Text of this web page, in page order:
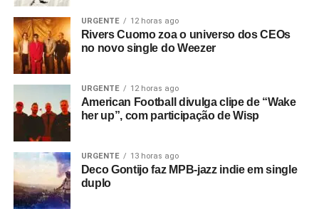
URGENTE 12 horas ago
Rivers Cuomo zoa o universo dos CEOs
no novo single do Weezer
URGENTE 12 horas ago
American Football divulga clipe de “Wake
her up”, com participação de Wisp
URGENTE 13 horas ago
Deco Gontijo faz MPB-jazz indie em single
duplo